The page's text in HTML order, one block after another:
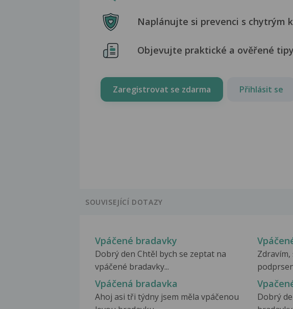
Naplánujte si prevenci s chytrým
Objevujte praktické a ověřené
Zaregistrovat se zdarma Přihlásit se
SOUVISEJÍCÍ DOTAZY
Vpáčené bradavky
Dobrý den Chtěl bych se zeptat na
vpáčené bradavky...
Vpáčená bradavka
Ahoj asi tři týdny jsem měla vpáčenou
Dobrý